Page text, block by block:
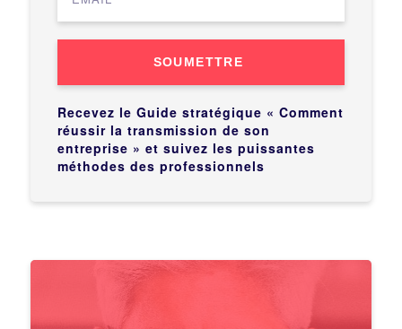
SOUMETTRE
Recevez le Guide stratégique « Comment
réussir la transmission de son
entreprise » et suivez les puissantes
méthodes des professionnels